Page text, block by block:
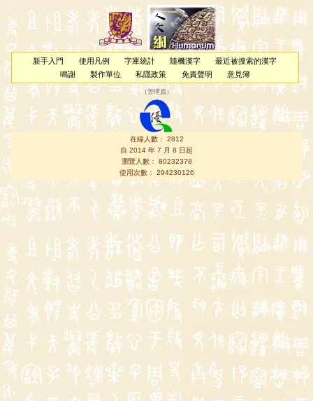
新手入門 使用凡例 字庫統計 隨機漢字
最近被搜索的漢字
鳴謝
製作單位 私隱政策 免責聲明 意見簿
（管理員 ）
在線人數： 2812
自 2014 年 7 月 8 日起
瀏覽人數： 80232378
使用次數： 294230126